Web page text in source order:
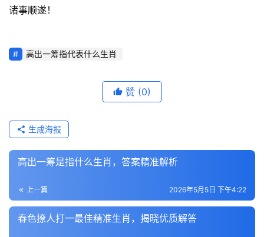
诸事顺遂！
高出一筹指代表什么生肖
赞 (0)
生成海报
高出一筹是指什么生肖，答案精准解析
上一篇 2026年5月5日 下午4:22
春色撩人打一最佳精准生肖，揭晓优质解答